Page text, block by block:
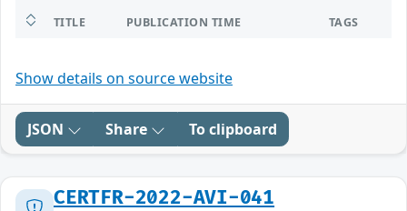
TITLE PUBLICATION TIME TAGS
Show details on source website
JSON Share To clipboard
CERTFR-2022-AVI-041